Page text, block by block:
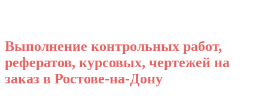
Выполнение контрольных работ,
рефератов, курсовых, чертежей на
заказ в Ростове-на-Дону